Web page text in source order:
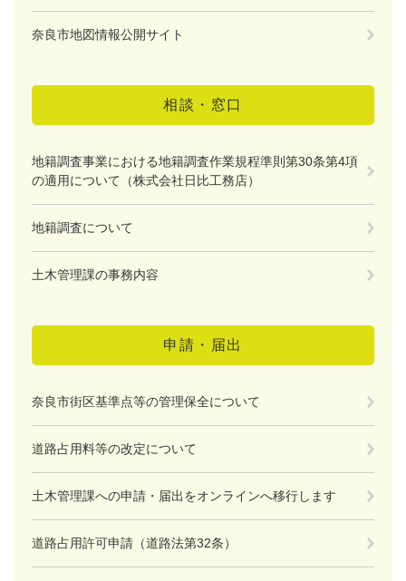
奈良市地図情報公開サイト
相談・窓口
地籍調査事業における地籍調査作業規程準則第30条第4項
の適用について（株式会社日比工務店）
地籍調査について
土木管理課の事務内容
申請・届出
奈良市街区基準点等の管理保全について
道路占用料等の改定について
土木管理課への申請・届出をオンラインへ移行します
道路占用許可申請（道路法第32条）